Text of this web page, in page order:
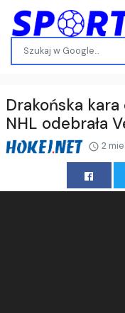
Drakońska
NHL odebrała
2